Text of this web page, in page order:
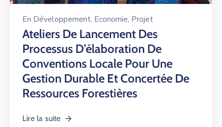
En Développement‚ Economie‚ Projet
Ateliers De Lancement Des
Processus D’élaboration De
Conventions Locale Pour Une
Gestion Durable Et Concertée De
Ressources Forestières
Lire la suite